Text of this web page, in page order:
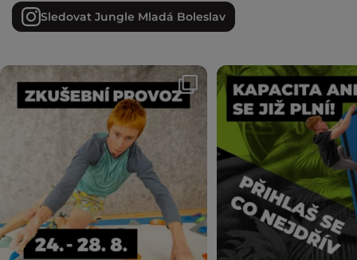
Sledovat Jungle Mladá Boleslav